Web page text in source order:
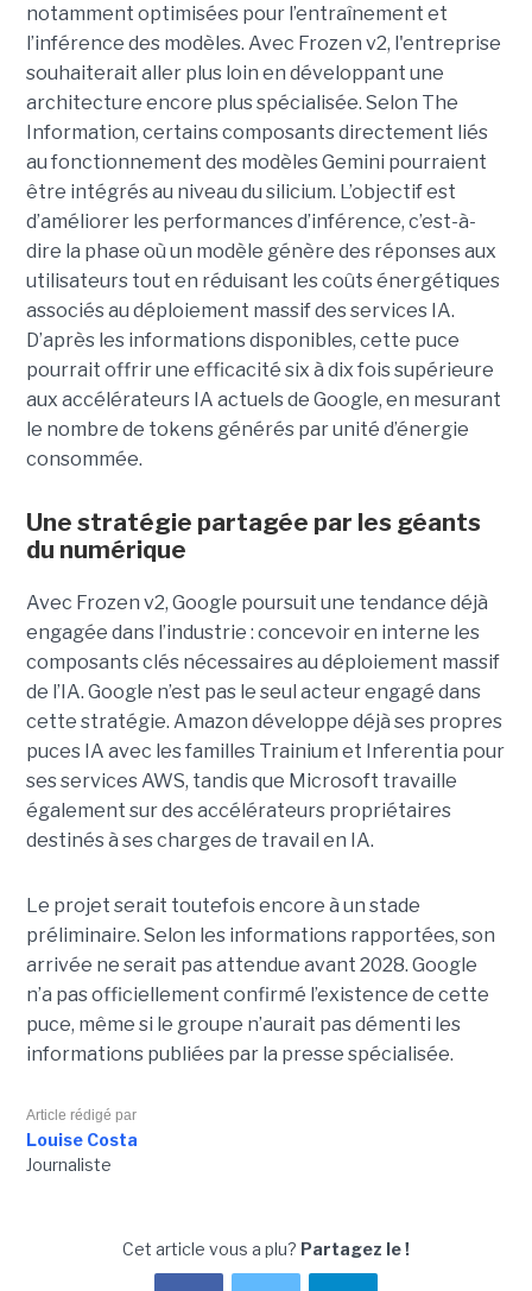
notamment optimisées pour l’entraînement et
l’inférence des modèles. Avec Frozen v2, l'entreprise
souhaiterait aller plus loin en développant une
architecture encore plus spécialisée. Selon The
Information, certains composants directement liés
au fonctionnement des modèles Gemini pourraient
être intégrés au niveau du silicium. L’objectif est
d’améliorer les performances d’inférence, c’est-à-
dire la phase où un modèle génère des réponses aux
utilisateurs tout en réduisant les coûts énergétiques
associés au déploiement massif des services IA.
D’après les informations disponibles, cette puce
pourrait offrir une efficacité six à dix fois supérieure
aux accélérateurs IA actuels de Google, en mesurant
le nombre de tokens générés par unité d’énergie
consommée.
Une stratégie partagée par les géants
du numérique
Avec Frozen v2, Google poursuit une tendance déjà
engagée dans l’industrie : concevoir en interne les
composants clés nécessaires au déploiement massif
de l’IA. Google n’est pas le seul acteur engagé dans
cette stratégie. Amazon développe déjà ses propres
puces IA avec les familles Trainium et Inferentia pour
ses services AWS, tandis que Microsoft travaille
également sur des accélérateurs propriétaires
destinés à ses charges de travail en IA.
Le projet serait toutefois encore à un stade
préliminaire. Selon les informations rapportées, son
arrivée ne serait pas attendue avant 2028. Google
n’a pas officiellement confirmé l’existence de cette
puce, même si le groupe n’aurait pas démenti les
informations publiées par la presse spécialisée.
Article rédigé par
Louise Costa
Journaliste
Cet article vous a plu? Partagez le !